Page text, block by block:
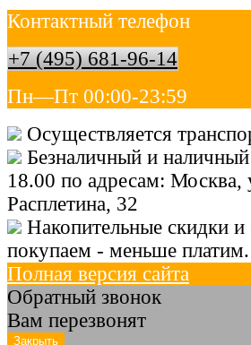
Контактный телефон
+7 (495) 681-96-14
Пн—Пт 00:00-23:59
Осуществляется
Безналичный и
18.00 по адресам: Москва,
Расплетина, 32
Накопительные скидки
покупаем - меньше платим.
Полная версия сайта
Обратный звонок
Вам перезвонят